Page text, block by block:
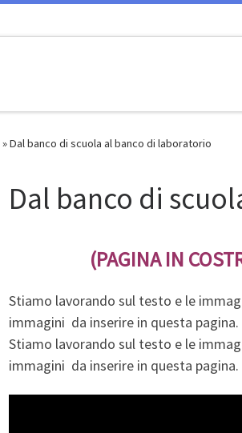
»Dal banco di scuola al banco di laboratorio
Dal banco di
(PAGINA IN
Stiamo lavorando sul testo e le
immagini da inserire in questa
Stiamo lavorando sul testo e le
immagini da inserire in questa